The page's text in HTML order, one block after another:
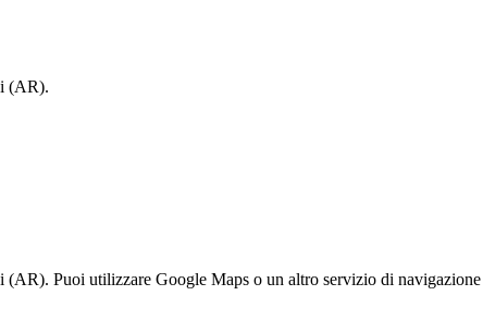
(AR).
Puoi utilizzare Google Maps o un altro servizio di